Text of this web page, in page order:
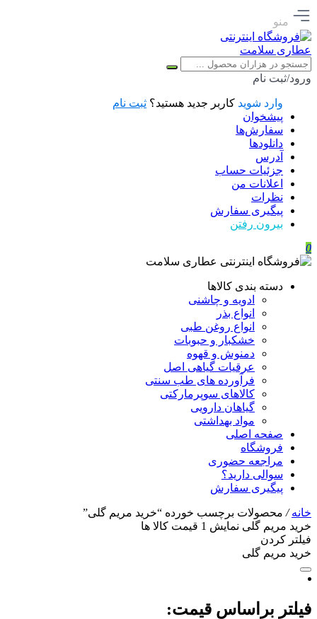
منو
ورود/ثبت نام
وارد شوید کاربر جدید هستید؟ ثبت نام
پیشخوان
سفارش‌ها
دانلودها
آدرس
جزئیات حساب
اعلانات من
نظرات
پیگیری سفارش
بیرون رفتن
0
دسته بندی کالاها
ادویه و چاشنی
انواع بذر
انواع روغن طبی
خشکبار و حبوبات
دمنوش و قهوه
عرقیات گیاهی اصل
فرآورده های طب سنتی
کالاهای سوپرمارکتی
گیاهان دارویی
مواد بهداشتی
صفحه اصلی
فروشگاه
مراجعه حضوری
سوالی دارید؟
پیگیری سفارش
خانه/ محصولات برچسب خورده “خرید مریم گلی”
خرید مریم گلی نمایش 1 قیمت کالا ها
فیلتر کردن
خرید مریم گلی
فیلتر براساس قیمت: